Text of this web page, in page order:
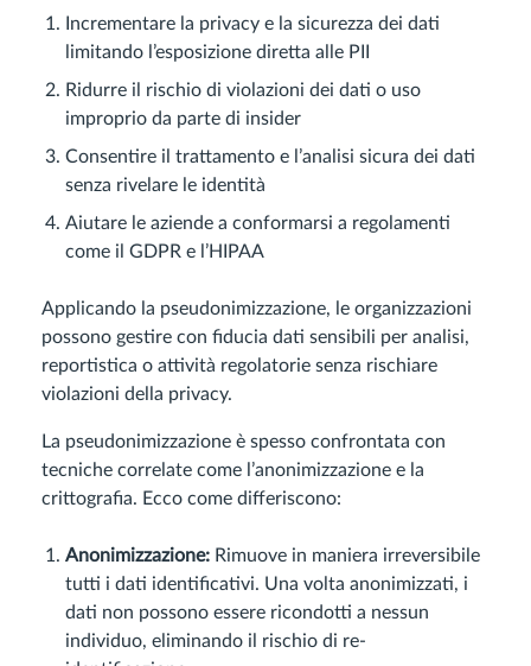
Incrementare la privacy e la sicurezza dei dati
limitando l’esposizione diretta alle PII
Ridurre il rischio di violazioni dei dati o uso
improprio da parte di insider
Consentire il trattamento e l’analisi sicura dei dati
senza rivelare le identità
Aiutare le aziende a conformarsi a regolamenti
come il GDPR e l’HIPAA
Applicando la pseudonimizzazione, le organizzazioni
possono gestire con fiducia dati sensibili per analisi,
reportistica o attività regolatorie senza rischiare
violazioni della privacy.
La pseudonimizzazione è spesso confrontata con
tecniche correlate come l’anonimizzazione e la
crittografia. Ecco come differiscono:
Anonimizzazione: Rimuove in maniera irreversibile
tutti i dati identificativi. Una volta anonimizzati, i
dati non possono essere ricondotti a nessun
individuo, eliminando il rischio di re-